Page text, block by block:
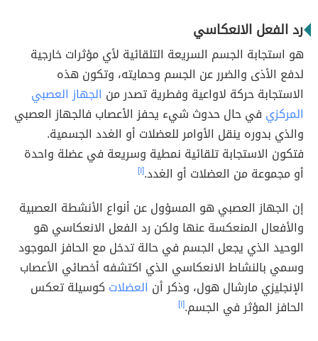
رد الفعل الانعكاسي
هو استجابة الجسم السريعة التلقائية لأي مؤثرات خارجية
لدفع الأذى والضرر عن الجسم وحمايته، وتكون هذه
الاستجابة حركة لاواعية وفطرية تصدر من الجهاز العصبي
المركزي في حال حدوث شيء يحفز الأعصاب فالجهاز العصبي
والذي بدوره ينقل الأوامر للعضلات أو الغدد الجسمية.
فتكون الاستجابة تلقائية نمطية وسريعة في عضلة واحدة
أو مجموعة من العضلات أو الغدد.[١]
إن الجهاز العصبي هو المسؤول عن أنواع الأنشطة العصبية
والأفعال المنعكسة عنها ولكن رد الفعل الانعكاسي هو
الوحيد الذي يجعل الجسم في حالة تدخل مع الحافز الموجود
وسمي بالنشاط الانعكاسي الذي اكتشفه أخصائي الأعصاب
الإنجليزي مارشال هول، وذكر أن العضلات كوسيلة تعكس
الحافز المؤثر في الجسم.[١]